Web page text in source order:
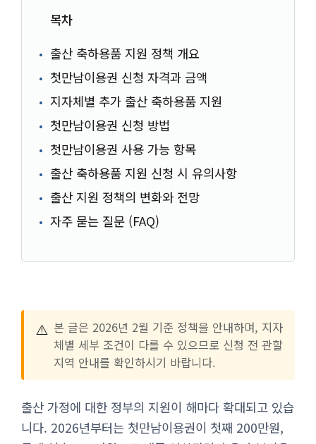
목차
출산 축하용품 지원 정책 개요
첫만남이용권 신청 자격과 금액
지자체별 추가 출산 축하용품 지원
첫만남이용권 신청 방법
첫만남이용권 사용 가능 항목
출산 축하용품 지원 신청 시 유의사항
출산 지원 정책의 변화와 전망
자주 묻는 질문 (FAQ)
⚠️ 본 글은 2026년 2월 기준 정책을 안내하며, 지자
체별 세부 조건이 다를 수 있으므로 신청 전 관할
지역 안내를 확인하시기 바랍니다.
출산 가정에 대한 정부의 지원이 해마다 확대되고 있습
니다. 2026년부터는 첫만남이용권이 첫째 200만원,